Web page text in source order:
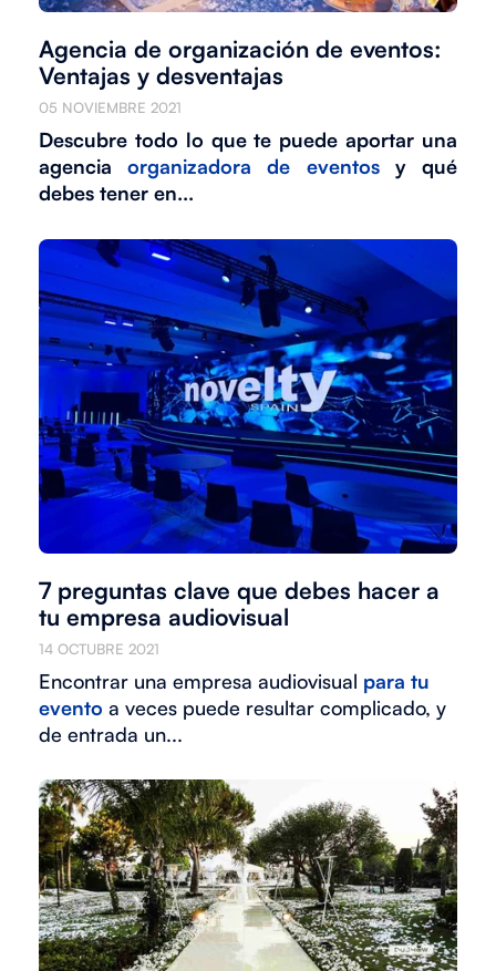
Agencia de organización de eventos:
Ventajas y desventajas
05 NOVIEMBRE 2021
Descubre todo lo que te puede aportar una
agenciaorganizadora de eventosy qué
debes tener en...
7 preguntas clave que debes hacer a
tu empresa audiovisual
14 OCTUBRE 2021
Encontrar una empresa audiovisual para tu
evento a veces puede resultar complicado, y
de entrada un...